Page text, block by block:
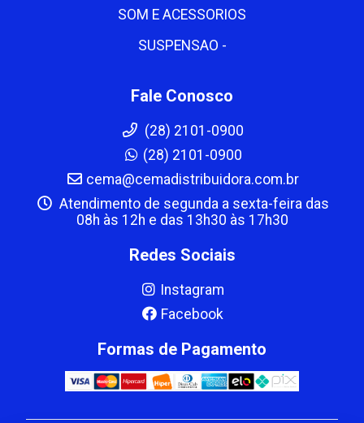
SOM E ACESSORIOS
SUSPENSAO -
Fale Conosco
(28) 2101-0900
(28) 2101-0900
cema@cemadistribuidora.com.br
Atendimento de segunda a sexta-feira das
08h às 12h e das 13h30 às 17h30
Redes Sociais
Instagram
Facebook
Formas de Pagamento